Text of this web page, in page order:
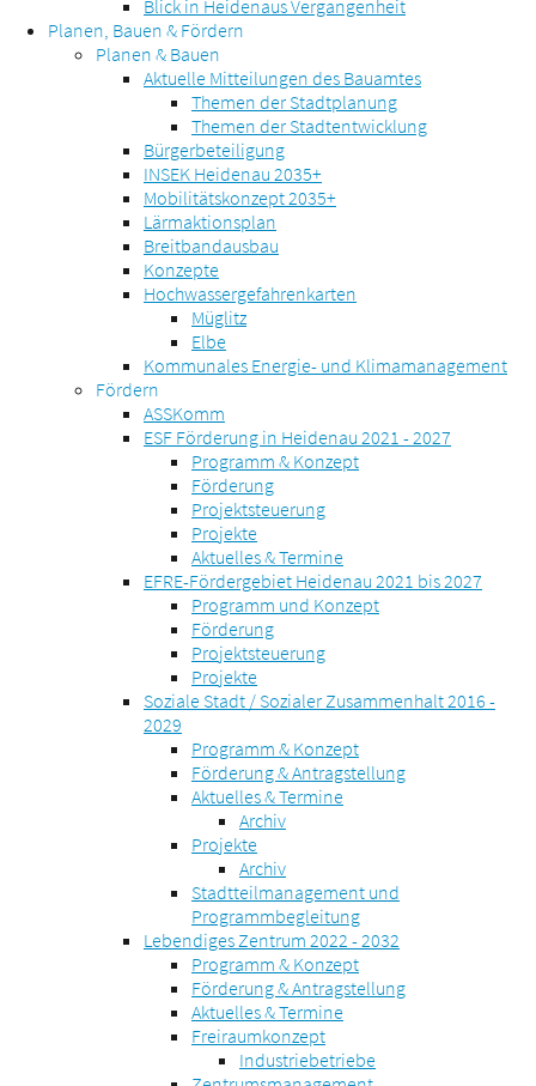
Blick in Heidenaus Vergangenheit
Planen, Bauen & Fördern
Planen & Bauen
Aktuelle Mitteilungen des Bauamtes
Themen der Stadtplanung
Themen der Stadtentwicklung
Bürgerbeteiligung
INSEK Heidenau 2035+
Mobilitätskonzept 2035+
Lärmaktionsplan
Breitbandausbau
Konzepte
Hochwassergefahrenkarten
Müglitz
Elbe
Kommunales Energie- und Klimamanagement
Fördern
ASSKomm
ESF Förderung in Heidenau 2021 - 2027
Programm & Konzept
Förderung
Projektsteuerung
Projekte
Aktuelles & Termine
EFRE-Fördergebiet Heidenau 2021 bis 2027
Programm und Konzept
Förderung
Projektsteuerung
Projekte
Soziale Stadt / Sozialer Zusammenhalt 2016 -
2029
Programm & Konzept
Förderung & Antragstellung
Aktuelles & Termine
Archiv
Projekte
Archiv
Stadtteilmanagement und
Programmbegleitung
Lebendiges Zentrum 2022 - 2032
Programm & Konzept
Förderung & Antragstellung
Aktuelles & Termine
Freiraumkonzept
Industriebetriebe